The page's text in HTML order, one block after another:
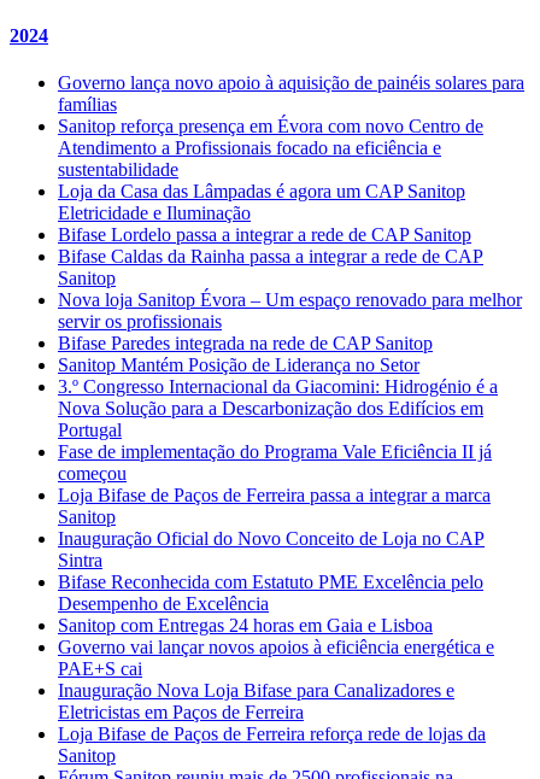
2024
Governo lança novo apoio à aquisição de painéis solares para
famílias
Sanitop reforça presença em Évora com novo Centro de
Atendimento a Profissionais focado na eficiência e
sustentabilidade
Loja da Casa das Lâmpadas é agora um CAP Sanitop
Eletricidade e Iluminação
Bifase Lordelo passa a integrar a rede de CAP Sanitop
Bifase Caldas da Rainha passa a integrar a rede de CAP
Sanitop
Nova loja Sanitop Évora – Um espaço renovado para melhor
servir os profissionais
Bifase Paredes integrada na rede de CAP Sanitop
Sanitop Mantém Posição de Liderança no Setor
3.º Congresso Internacional da Giacomini: Hidrogénio é a
Nova Solução para a Descarbonização dos Edifícios em
Portugal
Fase de implementação do Programa Vale Eficiência II já
começou
Loja Bifase de Paços de Ferreira passa a integrar a marca
Sanitop
Inauguração Oficial do Novo Conceito de Loja no CAP
Sintra
Bifase Reconhecida com Estatuto PME Excelência pelo
Desempenho de Excelência
Sanitop com Entregas 24 horas em Gaia e Lisboa
Governo vai lançar novos apoios à eficiência energética e
PAE+S cai
Inauguração Nova Loja Bifase para Canalizadores e
Eletricistas em Paços de Ferreira
Loja Bifase de Paços de Ferreira reforça rede de lojas da
Sanitop